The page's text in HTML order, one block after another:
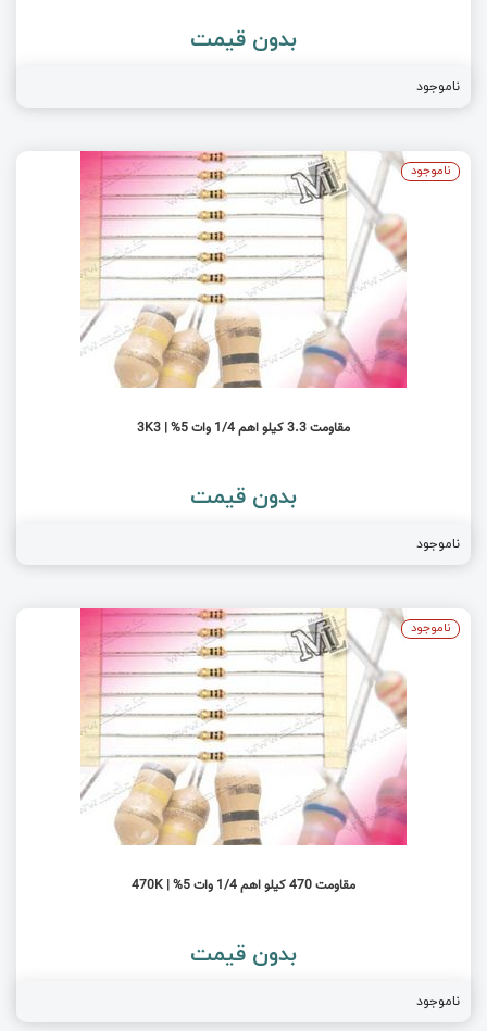
بدون قیمت
ناموجود
مقاومت 3.3 کیلو اهم 1/4 وات 5% | 3K3
بدون قیمت
ناموجود
ناموجود
مقاومت 470 کیلو اهم 1/4 وات 5% | 470K
بدون قیمت
ناموجود
ناموجود